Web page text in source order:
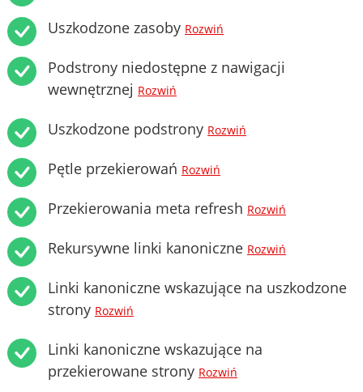
Uszkodzone zasoby Rozwiń
Podstrony niedostępne z nawigacji
wewnętrznej Rozwiń
Uszkodzone podstrony Rozwiń
Pętle przekierowań Rozwiń
Przekierowania meta refresh Rozwiń
Rekursywne linki kanoniczne Rozwiń
Linki kanoniczne wskazujące na uszkodzone
strony Rozwiń
Linki kanoniczne wskazujące na
przekierowane strony Rozwiń